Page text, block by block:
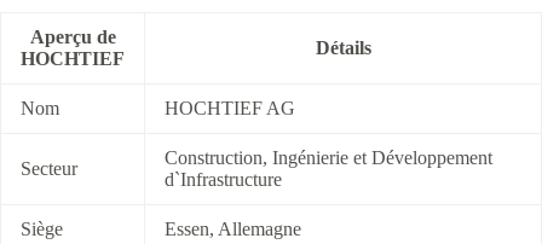
Aperçu de
HOCHTIEF
Détails
Nom HOCHTIEF AG
Secteur
Construction, Ingénierie et Développement
d`Infrastructure
Siège Essen, Allemagne